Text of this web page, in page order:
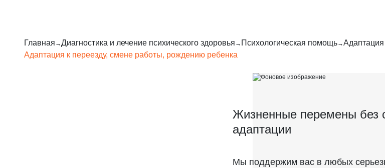
Главная Диагностика и лечение психического здоровья Психологическая помощь Адаптация
Адаптация к переезду, смене работы, рождению ребенка
Жизненные перемены без
адаптации
Мы поддержим вас в любых